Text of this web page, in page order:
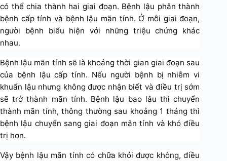
có thể chia thành hai giai đoạn. Bệnh lậu phân thành
bệnh cấp tính và bệnh lậu mãn tính. Ở mỗi giai đoạn,
người bệnh biểu hiện với những triệu chứng khác
nhau.
Bệnh lậu mãn tính sẽ là khoảng thời gian giai đoạn sau
của bệnh lậu cấp tính. Nếu người bệnh bị nhiễm vi
khuẩn lậu nhưng không được nhận biết và điều trị sớm
sẽ trở thành mãn tính. Bệnh lậu bao lâu thì chuyển
thành mãn tính, thông thường sau khoảng 1 tháng thì
bệnh lậu chuyển sang giai đoạn mãn tính và khó điều
trị hơn.
Vậy bệnh lậu mãn tính có chữa khỏi được không, điều